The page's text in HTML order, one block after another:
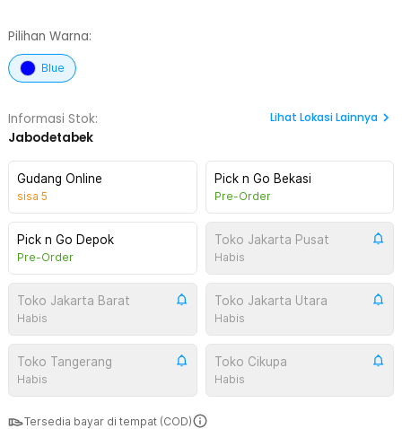
Pilihan Warna:
Blue
Informasi Stok:
Jabodetabek
Lihat Lokasi Lainnya
Gudang Online
sisa 5
Pick n Go Bekasi
Pre-Order
Pick n Go Depok
Pre-Order
Toko Jakarta Pusat
Habis
Toko Jakarta Barat
Habis
Toko Jakarta Utara
Habis
Toko Tangerang
Habis
Toko Cikupa
Habis
Tersedia bayar di tempat (COD)